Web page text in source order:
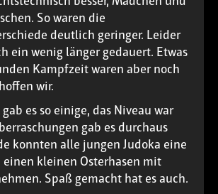
So waren die
deutlich geringer. Leider
ein wenig länger gedauert. Etwas
Kampfzeit waren aber noch
wir.
es so einige, das Niveau war
gab es durchaus
konnten alle jungen Judoka eine
kleinen Osterhasen mit
Spaß gemacht hat es auch.